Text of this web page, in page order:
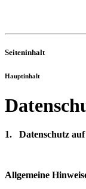
Seiteninhalt
Hauptinhalt
1. Datenschutz
Allgemeine